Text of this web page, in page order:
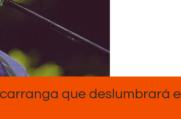
Sobre Nosotros
que deslumbrará el